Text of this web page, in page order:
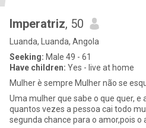
Imperatriz, 50
Luanda, Luanda, Angola
Seeking: Male 49 - 61
Have children: Yes - live at home
Mulher è sempre Mulher não se
Uma mulher que sabe o que quer,
quantos vezes a pessoa cai todo
segunda chance para o amor,pois o